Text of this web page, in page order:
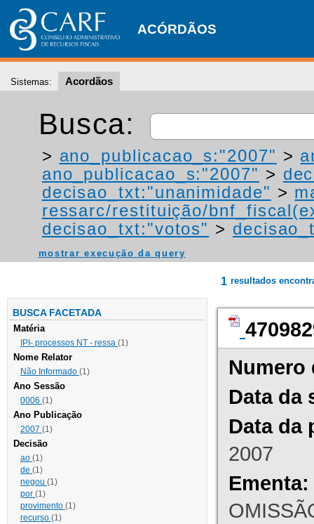
ACÓRDÃOS
Sistemas: Acordãos
Busca:
> ano_publicacao_s:"2007" >
ano_publicacao_s:"2007" >
decisao_txt:"unanimidade" >
ressarc/restituição/
decisao_txt:"votos" >
mostrar execução da query
BUSCA FACETADA
Matéria
IPI- processos NT - ressa (1)
Nome Relator
Não Informado (1)
Ano Sessão
0006 (1)
Ano Publicação
2007 (1)
Decisão
ao (1)
de (1)
negou (1)
por (1)
provimento (1)
recurso (1)
1 resultados
Numero
Data da
Data da
2007
Ementa: